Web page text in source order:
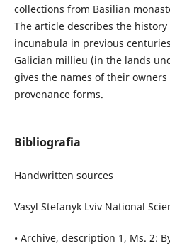
collections from Basilian
The article describes the
incunabula in previous
Galician millieu (in the lands
gives the names of their
provenance forms.
Bibliografia
Handwritten sources
Vasyl Stefanyk Lviv National
• Archive, description 1, Ms. 2: